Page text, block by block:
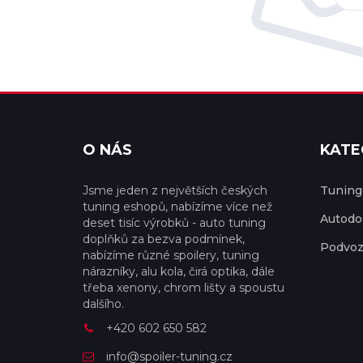
O NÁS
Jsme jeden z největších českých
tuning eshopů, nabízíme více než
deset tisíc výrobků - auto tuning
doplňků za bezva podmínek,
nabízíme různé spoilery, tuning
nárazníky, alu kola, čirá optika, dále
třeba xenony, chrom lišty a spoustu
dalšího.
+420 602 650 582
info@spoiler-tuning.cz